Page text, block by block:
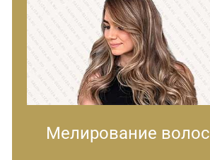
Мелирование волос